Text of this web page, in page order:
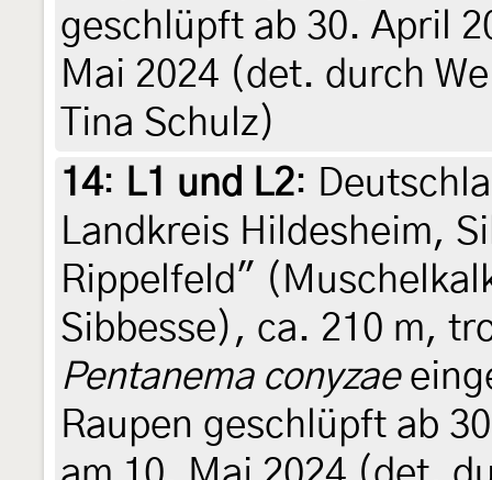
geschlüpft ab 30. April
Mai 2024 (det. durch
Tina Schulz)
14: L1 und L2:
Landkreis Hildesheim,
Rippelfeld"
Sibbesse), ca. 210 m,
Pentanema conyzae
Raupen geschlüpft ab